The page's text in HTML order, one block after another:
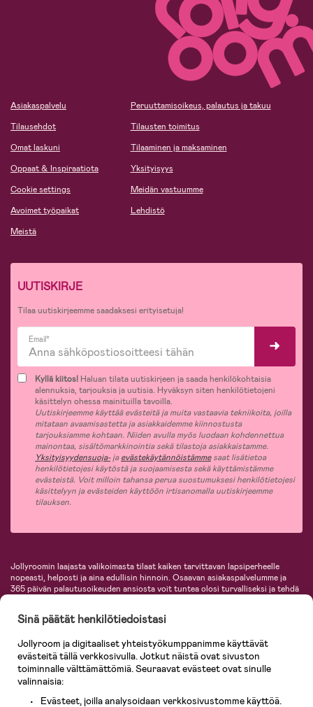
Asiakaspalvelu
Tilausehdot
Omat laskuni
Oppaat & Inspiraatiota
Cookie settings
Avoimet työpaikat
Meistä
Peruuttamisoikeus, palautus ja takuu
Tilausten toimitus
Tilaaminen ja maksaminen
Yksityisyys
Meidän vastuumme
Lehdistö
UUTISKIRJE
Tilaa uutiskirjeemme saadaksesi erityisetuja!
Email*
Kyllä kiitos! Haluan tilata uutiskirjeen ja saada henkilökohtaisia
alennuksia, tarjouksia ja uutisia. Hyväksyn siten henkilötietojeni
käsittelyn ohessa mainituilla tavoilla.
Uutiskirjeemme käyttää evästeitä ja muita vastaavia tekniikoita, joilla
mitataan avaamisastetta ja asiakkaidemme kiinnostusta
tarjouksiamme kohtaan. Niiden avulla myös luodaan kohdennettua
mainontaa, sisältömarkkinointia sekä tilastoja asiakkaistamme.
Yksityisyydensuoja-jaevästekäytännöistämmesaat lisätietoa
henkilötietojesi käytöstä ja suojaamisesta sekä käyttämistämme
evästeistä. Voit milloin tahansa perua suostumuksesi henkilötietojesi
käsittelyyn ja evästeiden käyttöön irtisanomalla uutiskirjeemme
tilauksen.
Jollyroomin laajasta valikoimasta tilaat kaiken tarvittavan lapsiperheelle
nopeasti, helposti ja aina edullisin hinnoin. Osaavan asiakaspalvelumme ja
365 päivän palautusoikeuden ansiosta voit tuntea olosi turvalliseksi ja tehdä
vaatteet vauvoille ja lapsille, inspiroivia sisustustuotteita lastenhuoneeseen,
lastentarvikkeita sekä paljon muuta. Meiltä löydät lukuisia tunnettuja
KidKraft, Ergobaby, Philips Avent, Neonate, Cybex, LEGO ja monia muita!
Tervetuloa shoppailemaan Pohjoismaiden suurimpaan lastentarvikkeiden
verkkokauppaan!
Sinä päätät henkilötiedoistasi
Jollyroom ja digitaaliset yhteistyökumppanimme käyttävät
evästeitä tällä verkkosivulla. Jotkut näistä ovat sivuston
toiminnalle välttämättömiä. Seuraavat evästeet ovat sinulle
valinnaisia:
Evästeet, joilla analysoidaan verkkosivustomme käyttöä.